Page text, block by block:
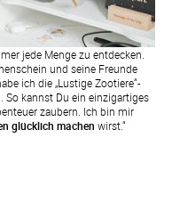
jede Menge zu entdecken.
und seine Freunde
ich die „Lustige Zootiere“-
kannst Du ein einzigartiges
zaubern. Ich bin mir
glücklich machen wirst.“